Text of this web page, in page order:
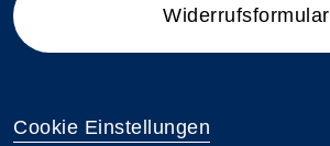
Widerrufsformular
Cookie Einstellungen